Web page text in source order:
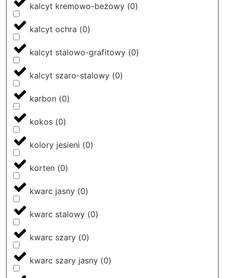
kalcyt kremowo-beżowy (0)
kalcyt ochra (0)
kalcyt stalowo-grafitowy (0)
kalcyt szaro-stalowy (0)
karbon (0)
kokos (0)
kolory jesieni (0)
korten (0)
kwarc jasny (0)
kwarc stalowy (0)
kwarc szary (0)
kwarc szary jasny (0)